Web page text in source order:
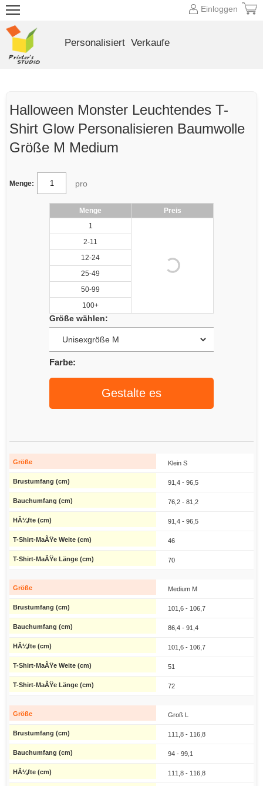
Halloween Monster Leuchtendes T-
Shirt Glow Personalisieren Baumwolle
Größe M Medium
Menge: pro
Menge
Preis
1
2-11
12-24
25-49
50-99
100+
Größe wählen:
Farbe:
Gestalte es
Klein S
91,4 - 96,5
76,2 - 81,2
91,4 - 96,5
46
70
Medium M
101,6 - 106,7
86,4 - 91,4
101,6 - 106,7
51
72
Groß L
111,8 - 116,8
94 - 99,1
111,8 - 116,8
Einloggen
Personalisiert Verkaufe